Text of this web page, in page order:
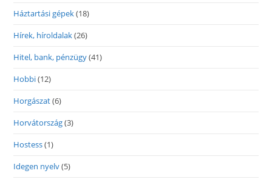
Háztartási gépek(18)
Hírek, híroldalak(26)
Hitel, bank, pénzügy(41)
Hobbi(12)
Horgászat(6)
Horvátország(3)
Hostess(1)
Idegen nyelv(5)